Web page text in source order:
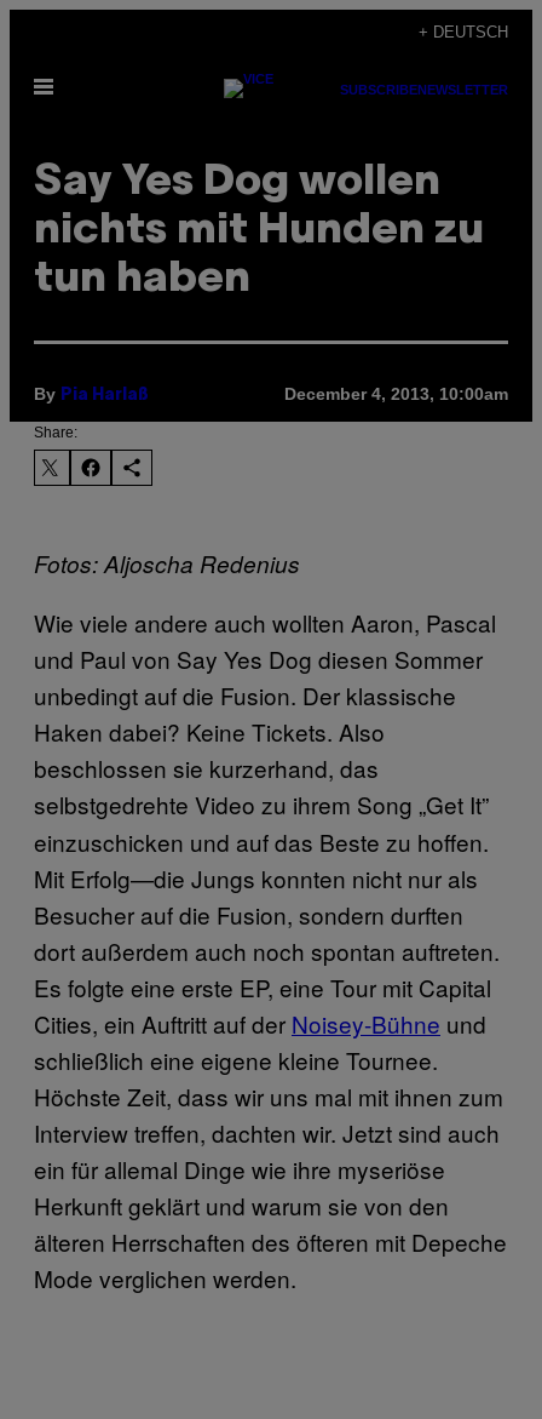
content
+ DEUTSCH
Open
SUBSCRIBENEWSLETTER
Say Yes Dog wollen
nichts mit Hunden zu
tun haben
By Pia Harlaß December 4, 2013, 10:00am
Share:
Fotos: Aljoscha Redenius
Wie viele andere auch wollten Aaron, Pascal
und Paul von Say Yes Dog diesen Sommer
unbedingt auf die Fusion. Der klassische
Haken dabei? Keine Tickets. Also
beschlossen sie kurzerhand, das
selbstgedrehte Video zu ihrem Song „Get It”
einzuschicken und auf das Beste zu hoffen.
Mit Erfolg—die Jungs konnten nicht nur als
Besucher auf die Fusion, sondern durften
dort außerdem auch noch spontan auftreten.
Es folgte eine erste EP, eine Tour mit Capital
Cities, ein Auftritt auf der Noisey-Bühne und
schließlich eine eigene kleine Tournee.
Höchste Zeit, dass wir uns mal mit ihnen zum
Interview treffen, dachten wir. Jetzt sind auch
ein für allemal Dinge wie ihre myseriöse
Herkunft geklärt und warum sie von den
älteren Herrschaften des öfteren mit Depeche
Mode verglichen werden.